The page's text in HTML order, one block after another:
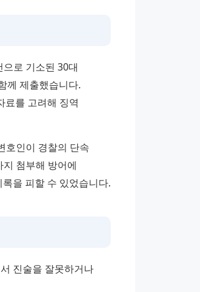
로 기소된 30대
께 제출했습니다.
료를 고려해 징역
호인이 경찰의 단속
첨부해 방어에
을 피할 수 있었습니다.
진술을 잘못하거나